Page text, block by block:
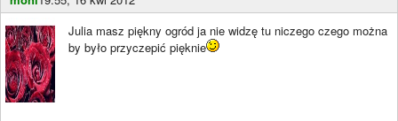
Julia masz piękny ogród ja nie widzę tu niczego czego można
by było przyczepić pięknie